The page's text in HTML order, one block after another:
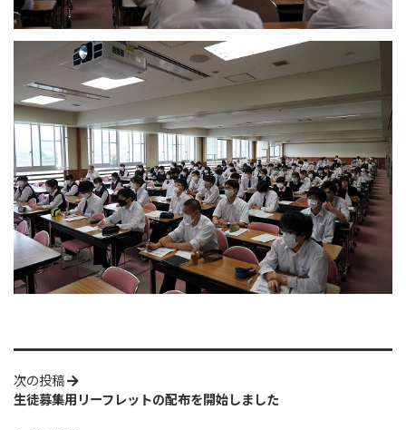
次の投稿
生徒募集用リーフレットの配布を開始しました